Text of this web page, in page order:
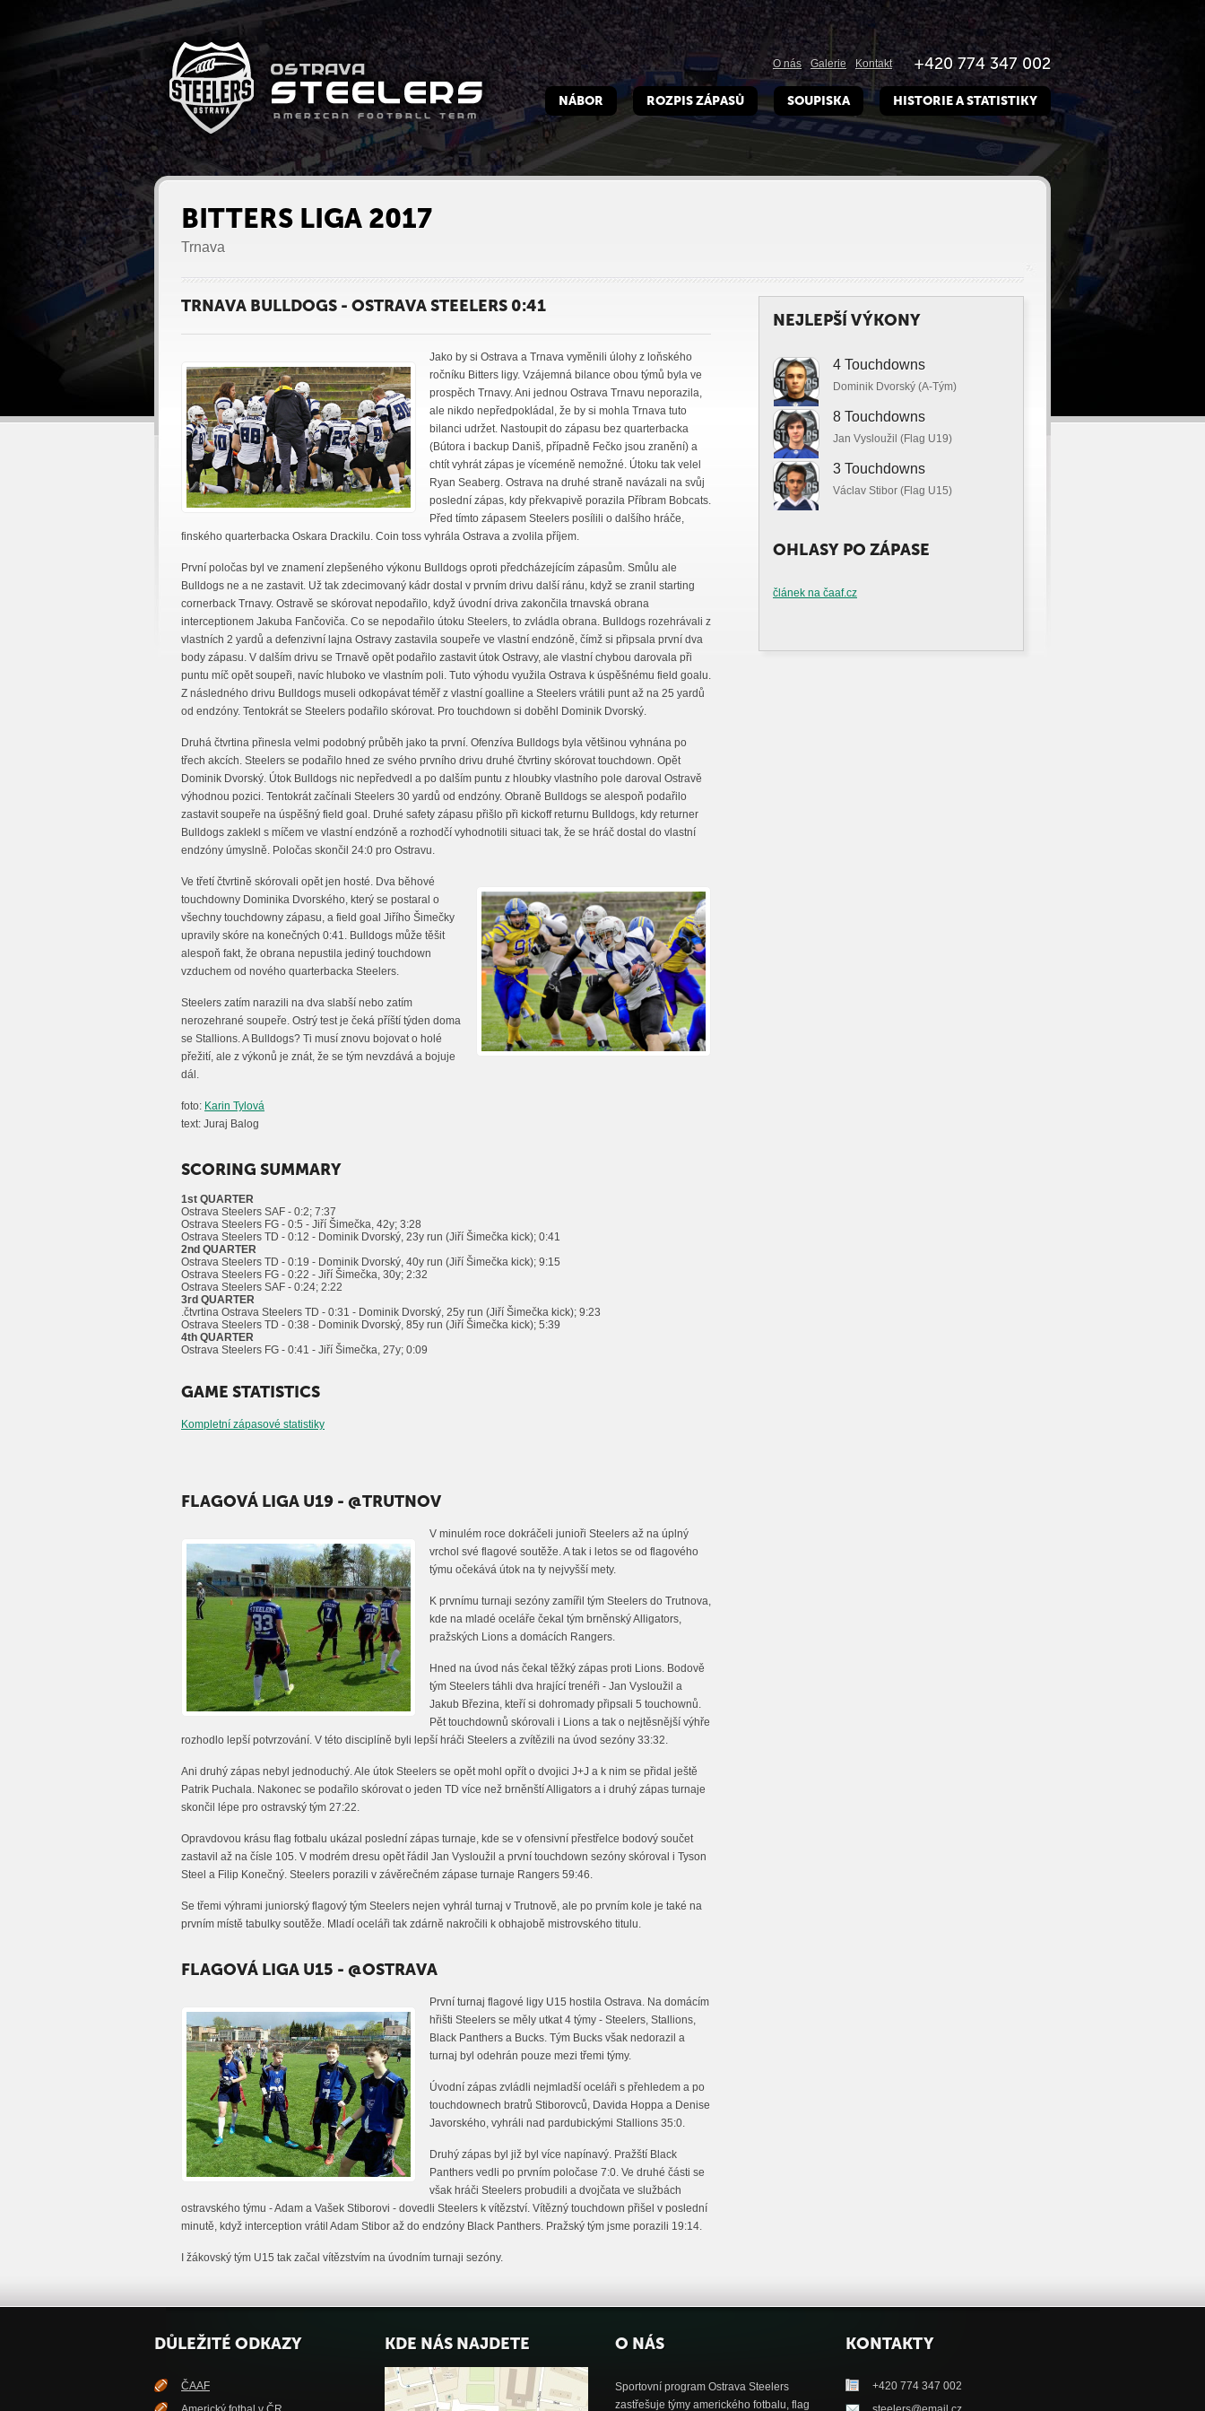
+420 774 347 002
O nás Galerie Kontakt
NÁBOR ROZPIS ZÁPASŮ SOUPISKA HISTORIE A STATISTIKY
BITTERS LIGA 2017
Trnava
TRNAVA BULLDOGS - OSTRAVA STEELERS 0:41
Jako by si Ostrava a Trnava vyměnili úlohy z loňského
ročníku Bitters ligy. Vzájemná bilance obou týmů byla ve
prospěch Trnavy. Ani jednou Ostrava Trnavu neporazila,
ale nikdo nepředpokládal, že by si mohla Trnava tuto
bilanci udržet. Nastoupit do zápasu bez quarterbacka
(Bútora i backup Daniš, případně Fečko jsou zranění) a
chtít vyhrát zápas je víceméně nemožné. Útoku tak velel
Ryan Seaberg. Ostrava na druhé straně navázali na svůj
poslední zápas, kdy překvapivě porazila Příbram Bobcats.
Před tímto zápasem Steelers posílili o dalšího hráče,
finského quarterbacka Oskara Drackilu. Coin toss vyhrála Ostrava a zvolila příjem.
První poločas byl ve znamení zlepšeného výkonu Bulldogs oproti předcházejícím zápasům. Smůlu ale
Bulldogs ne a ne zastavit. Už tak zdecimovaný kádr dostal v prvním drivu další ránu, když se zranil starting
cornerback Trnavy. Ostravě se skórovat nepodařilo, když úvodní driva zakončila trnavská obrana
interceptionem Jakuba Fančoviča. Co se nepodařilo útoku Steelers, to zvládla obrana. Bulldogs rozehrávali z
vlastních 2 yardů a defenzivní lajna Ostravy zastavila soupeře ve vlastní endzóně, čímž si připsala první dva
body zápasu. V dalším drivu se Trnavě opět podařilo zastavit útok Ostravy, ale vlastní chybou darovala při
puntu míč opět soupeři, navíc hluboko ve vlastním poli. Tuto výhodu využila Ostrava k úspěšnému field goalu.
Z následného drivu Bulldogs museli odkopávat téměř z vlastní goalline a Steelers vrátili punt až na 25 yardů
od endzóny. Tentokrát se Steelers podařilo skórovat. Pro touchdown si doběhl Dominik Dvorský.
Druhá čtvrtina přinesla velmi podobný průběh jako ta první. Ofenzíva Bulldogs byla většinou vyhnána po
třech akcích. Steelers se podařilo hned ze svého prvního drivu druhé čtvrtiny skórovat touchdown. Opět
Dominik Dvorský. Útok Bulldogs nic nepředvedl a po dalším puntu z hloubky vlastního pole daroval Ostravě
výhodnou pozici. Tentokrát začínali Steelers 30 yardů od endzóny. Obraně Bulldogs se alespoň podařilo
zastavit soupeře na úspěšný field goal. Druhé safety zápasu přišlo při kickoff returnu Bulldogs, kdy returner
Bulldogs zaklekl s míčem ve vlastní endzóně a rozhodčí vyhodnotili situaci tak, že se hráč dostal do vlastní
endzóny úmyslně. Poločas skončil 24:0 pro Ostravu.
Ve třetí čtvrtině skórovali opět jen hosté. Dva běhové
touchdowny Dominika Dvorského, který se postaral o
všechny touchdowny zápasu, a field goal Jiřího Šimečky
upravily skóre na konečných 0:41. Bulldogs může těšit
alespoň fakt, že obrana nepustila jediný touchdown
vzduchem od nového quarterbacka Steelers.
Steelers zatím narazili na dva slabší nebo zatím
nerozehrané soupeře. Ostrý test je čeká příští týden doma
se Stallions. A Bulldogs? Ti musí znovu bojovat o holé
přežití, ale z výkonů je znát, že se tým nevzdává a bojuje
dál.
foto: Karin Tylová
text: Juraj Balog
SCORING SUMMARY
1st QUARTER
Ostrava Steelers SAF - 0:2; 7:37
Ostrava Steelers FG - 0:5 - Jiří Šimečka, 42y; 3:28
Ostrava Steelers TD - 0:12 - Dominik Dvorský, 23y run (Jiří Šimečka kick); 0:41
2nd QUARTER
Ostrava Steelers TD - 0:19 - Dominik Dvorský, 40y run (Jiří Šimečka kick); 9:15
Ostrava Steelers FG - 0:22 - Jiří Šimečka, 30y; 2:32
Ostrava Steelers SAF - 0:24; 2:22
3rd QUARTER
.čtvrtina Ostrava Steelers TD - 0:31 - Dominik Dvorský, 25y run (Jiří Šimečka kick); 9:23
Ostrava Steelers TD - 0:38 - Dominik Dvorský, 85y run (Jiří Šimečka kick); 5:39
4th QUARTER
Ostrava Steelers FG - 0:41 - Jiří Šimečka, 27y; 0:09
GAME STATISTICS
Kompletní zápasové statistiky
FLAGOVÁ LIGA U19 - @TRUTNOV
V minulém roce dokráčeli junioři Steelers až na úplný
vrchol své flagové soutěže. A tak i letos se od flagového
týmu očekává útok na ty nejvyšší mety.
K prvnímu turnaji sezóny zamířil tým Steelers do Trutnova,
kde na mladé oceláře čekal tým brněnský Alligators,
pražských Lions a domácích Rangers.
Hned na úvod nás čekal těžký zápas proti Lions. Bodově
tým Steelers táhli dva hrající trenéři - Jan Vysloužil a
Jakub Březina, kteří si dohromady připsali 5 touchownů.
Pět touchdownů skórovali i Lions a tak o nejtěsnější výhře
rozhodlo lepší potvrzování. V této disciplíně byli lepší hráči Steelers a zvítězili na úvod sezóny 33:32.
Ani druhý zápas nebyl jednoduchý. Ale útok Steelers se opět mohl opřít o dvojici J+J a k nim se přidal ještě
Patrik Puchala. Nakonec se podařilo skórovat o jeden TD více než brněnští Alligators a i druhý zápas turnaje
skončil lépe pro ostravský tým 27:22.
Opravdovou krásu flag fotbalu ukázal poslední zápas turnaje, kde se v ofensivní přestřelce bodový součet
zastavil až na čísle 105. V modrém dresu opět řádil Jan Vysloužil a první touchdown sezóny skóroval i Tyson
Steel a Filip Konečný. Steelers porazili v závěrečném zápase turnaje Rangers 59:46.
Se třemi výhrami juniorský flagový tým Steelers nejen vyhrál turnaj v Trutnově, ale po prvním kole je také na
prvním místě tabulky soutěže. Mladí oceláři tak zdárně nakročili k obhajobě mistrovského titulu.
FLAGOVÁ LIGA U15 - @OSTRAVA
První turnaj flagové ligy U15 hostila Ostrava. Na domácím
hřišti Steelers se měly utkat 4 týmy - Steelers, Stallions,
Black Panthers a Bucks. Tým Bucks však nedorazil a
turnaj byl odehrán pouze mezi třemi týmy.
Úvodní zápas zvládli nejmladší oceláři s přehledem a po
touchdownech bratrů Stiborovců, Davida Hoppa a Denise
Javorského, vyhráli nad pardubickými Stallions 35:0.
Druhý zápas byl již byl více napínavý. Pražští Black
Panthers vedli po prvním poločase 7:0. Ve druhé části se
však hráči Steelers probudili a dvojčata ve službách
ostravského týmu - Adam a Vašek Stiborovi - dovedli Steelers k vítězství. Vítězný touchdown přišel v poslední
minutě, když interception vrátil Adam Stibor až do endzóny Black Panthers. Pražský tým jsme porazili 19:14.
I žákovský tým U15 tak začal vítězstvím na úvodním turnaji sezóny.
NEJLEPŠÍ VÝKONY
4 Touchdowns
Dominik Dvorský (A-Tým)
8 Touchdowns
Jan Vysloužil (Flag U19)
3 Touchdowns
Václav Stibor (Flag U15)
OHLASY PO ZÁPASE
článek na čaaf.cz
DŮLEŽITÉ ODKAZY
ČAAF
KDE NÁS NAJDETE O NÁS
Sportovní program Ostrava Steelers
zastřešuje týmy amerického fotbalu, flag
KONTAKTY
+420 774 347 002